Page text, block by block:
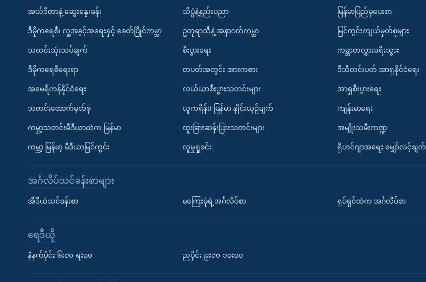
အယ်ဒီတာနဲ့ ဆွေးနွေးခန်း
ဒီမိုကရေစီ၊ လူ့အခွင့်အရေးနှင့် ခေတ်ပြိုင်ကမ္ဘာ
သတင်းသုံးသပ်ချက်
ဒီမိုကရေစီရေးရာ
အမေရိကန်နိုင်ငံရေး
သတင်းထောက်မှတ်စု
ကမ္ဘာ့သတင်းမီဒီယာထဲက မြန်မာ
ကမ္ဘာ့ မြန်မာ့ မီဒီယာမြင်ကွင်း
သိပ္ပံနဲ့နည်းပညာ
ဥတုရာသီနဲ့ အနာဂတ်ကမ္ဘာ
စီးပွားရေး
တပတ်အတွင်း အားကစား
လယ်ယာစီးပွားသတင်းများ
ယူကရိန်း၊ မြန်မာ နှိုင်းယှဉ်ချက်
ထူးခြားဆန်းပြားသတင်းများ
လူမှုရှုခင်း
မြန်မာပြည်မှပေးစာ
မြင်ကွင်းကျယ်မှတ်စုများ
ကမ္ဘာတလွှားခရီးသွား
ဒီသီတင်းပတ် အာရှနိုင်ငံရေး
အာရှစီးပွားရေး
ကျန်းမာရေး
အမျိုးသမီးကဏ္ဍ
ရိုဟင်ဂျာအရေး မျှော်လင့်ချက်
အင်္ဂလိပ်သင်ခန်းစာများ
အီဒီယံသင်ခန်းစာ မကြေးမုံရဲ့အင်္ဂလိပ်စာ ရုပ်ရှင်ထဲက အင်္ဂလိပ်စာ
ရေဒီယို
နံနက်ပိုင်း ၆း၀၀-ရး၀၀ ညပိုင်း ၉း၀၀-၁၀း၀၀